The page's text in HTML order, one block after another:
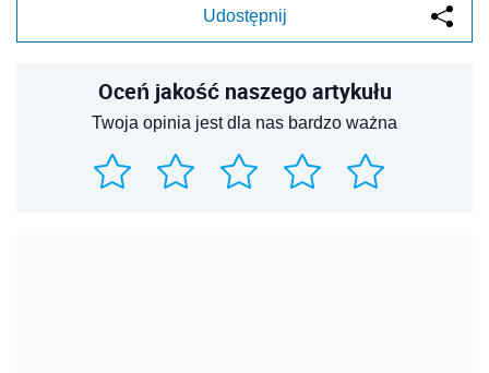
Udostępnij
Oceń jakość naszego artykułu
Twoja opinia jest dla nas bardzo ważna